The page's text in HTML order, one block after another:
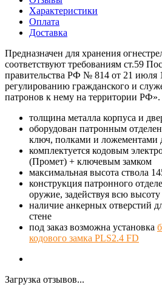
Характеристики
Оплата
Доставка
Предназначен для хранения
соответствуют требованиям ст.59
правительства РФ № 814 от 21 июля
регулированию гражданского и
патронов к нему на территории РФ».
толщина металла корпуса и
оборудован патронным
ключ, полками и ложементами
комплектуется кодовым
(Промет) + ключевым замком
максимальная высота ствола
конструкция патронного
оружие, задействуя всю высоту
наличие анкерных отверстий
стене
под заказ возможна установка
кодового замка PLS2.4 FD
Загрузка отзывов...